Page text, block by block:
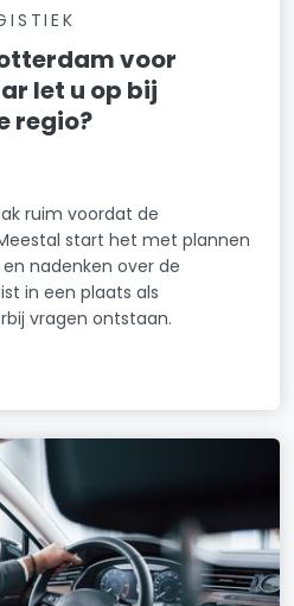
voor
let u op bij
regio?
ruim voordat de
start het met plannen
nadenken over de
in een plaats als
vragen ontstaan.